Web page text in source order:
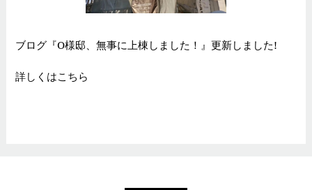
ブログ『O様邸、無事に上棟しました！』更新しました!
詳しくはこちら